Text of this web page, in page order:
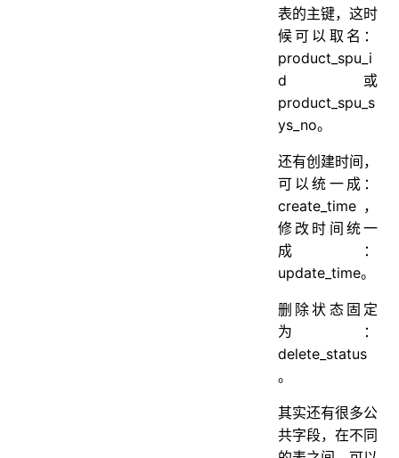
表的主键，这时
候可以取名：
product_spu_i
d或
product_spu_s
ys_no。
还有创建时间，
可以统一成：
create_time，
修改时间统一
成：
update_time。
删除状态固定
为：
delete_status
。
其实还有很多公
共字段，在不同